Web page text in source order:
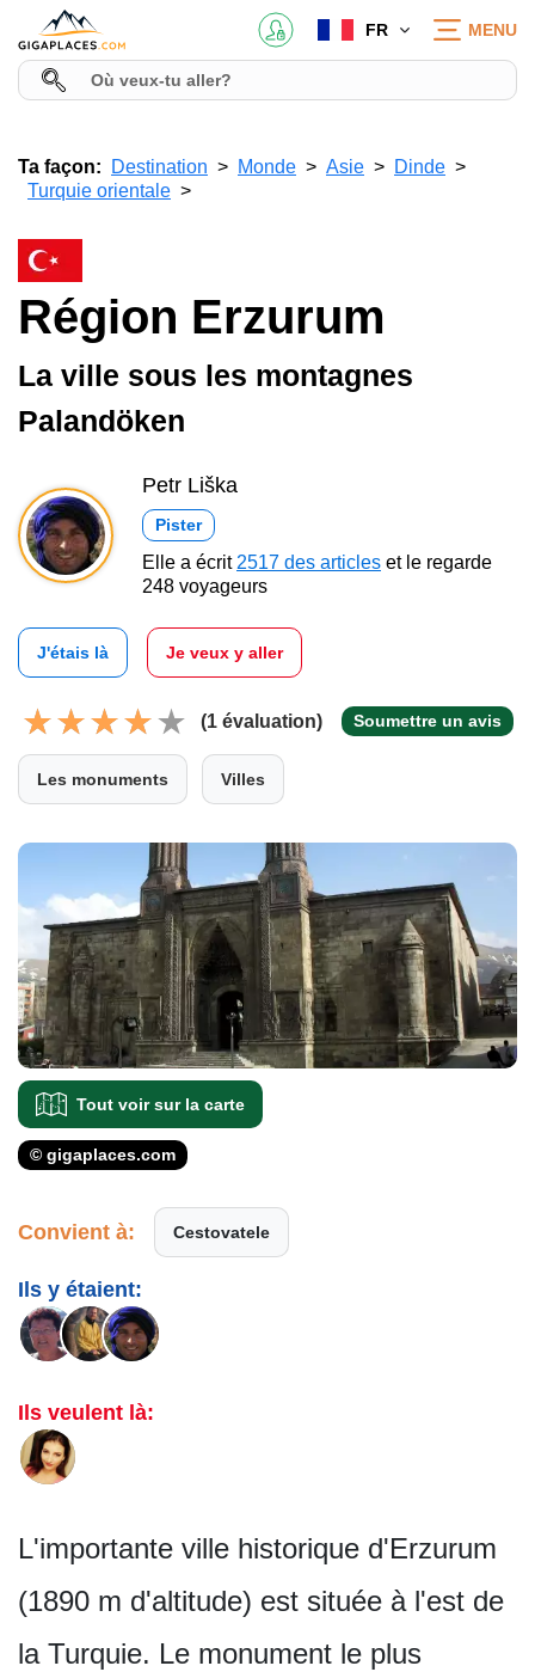
FR MENU
Ta façon: Destination Monde Asie
Dinde
Turquie orientale
Région Erzurum
La ville sous les montagnes
Palandöken
Petr Liška
Pister
Elle a écrit 2517 des articles et le regarde
248 voyageurs
J'étais là Je veux y aller
(1 évaluation) Soumettre un avis
Les monuments Villes
Tout voir sur la carte
© gigaplaces.com
Convient à: Cestovatele
Ils y étaient:
Ils veulent là:
L'importante ville historique d'Erzurum
(1890 m d'altitude) est située à l'est de
la Turquie. Le monument le plus